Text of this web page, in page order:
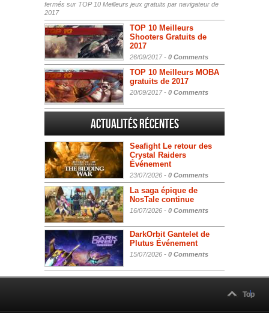
fermés sur TOP 10 Meilleurs jeux gratuits par navigateur de
2017
TOP 10 Meilleurs
Shooters Gratuits de
2017
26/09/2017 - 0 Comments
TOP 10 Meilleurs MOBA
gratuits de 2017
20/09/2017 - 0 Comments
Actualités Récentes
Seafight Le retour des
Crystal Raiders
Événement
23/07/2026 - 0 Comments
La saga épique de
NosTale continue
16/07/2026 - 0 Comments
DarkOrbit Gantelet de
Plutus Événement
15/07/2026 - 0 Comments
Top